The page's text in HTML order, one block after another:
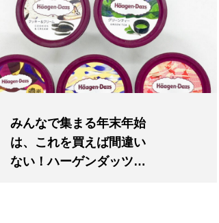
みんなで集まる年末年始
は、これを買えば間違い
ない！ハーゲンダッツお